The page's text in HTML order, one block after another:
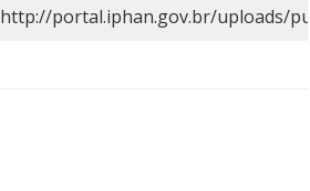
http://portal.iphan.gov.br/uploads/